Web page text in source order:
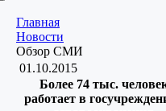
Главная
Новости
Обзор СМИ
01.10.2015
Более 74 тыс.
работает в